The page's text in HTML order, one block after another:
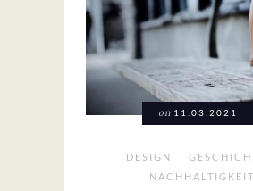
on 11.03.2021
DESIGN
NACHHALTIGKEIT